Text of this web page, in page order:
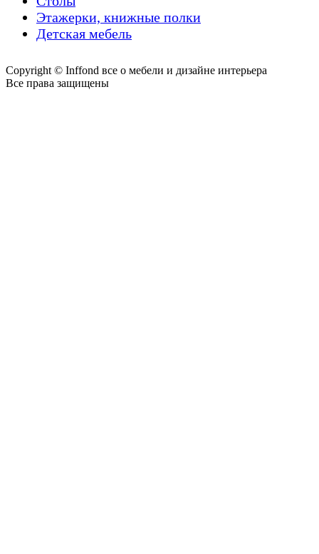
Этажерки, книжные полки
Детская мебель
Copyright © Inffond все о мебели и дизайне интерьера
Все права защищены